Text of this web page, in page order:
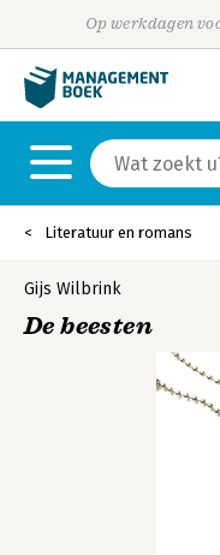
Op werkdagen
Literatuur en romans
Gijs Wilbrink
De beesten